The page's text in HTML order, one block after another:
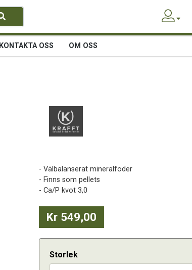
KONTAKTA OSS OM OSS
- Välbalanserat mineralfoder
- Finns som pellets
- Ca/P kvot 3,0
Kr 549,00
Storlek